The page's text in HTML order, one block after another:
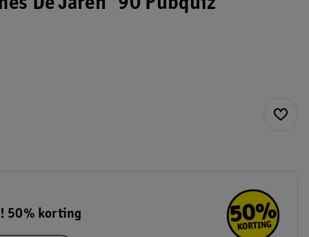
De Jaren '90 Pubquiz
50% korting